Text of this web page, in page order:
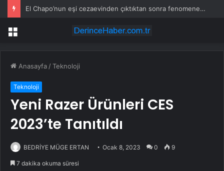
Erdoğan’a suikast timindeki FETÖ’cü yakalandı
Menü
Anasayfa /Teknoloji
Teknoloji
Yeni Razer Ürünleri CES
2023’te Tanıtıldı
BEDRİYE MÜGE ERTAN Ocak 8, 2023 0 9
7 dakika okuma süresi